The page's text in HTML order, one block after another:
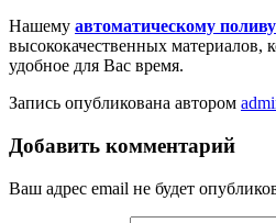
Нашему автоматическому
высококачественных
удобное для Вас время.
Запись опубликована автором
Добавить комментарий
Ваш адрес email не будет